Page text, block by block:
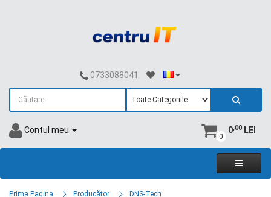
0733088041
Contul meu
0
0,00LEI
Prima Pagina Producător DNS-Tech